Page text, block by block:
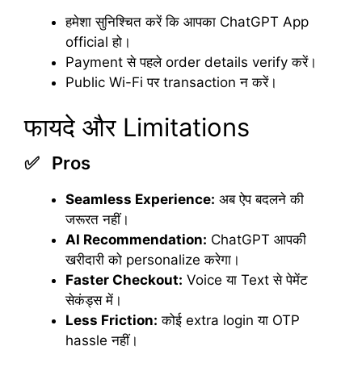
हमेशा सुनिश्चित करें कि आपका ChatGPT App
official हो।
Payment से पहले order details verify करें।
Public Wi-Fi पर transaction न करें।
फायदे और Limitations
✅ Pros
Seamless Experience: अब ऐप बदलने की
जरूरत नहीं।
AI Recommendation: ChatGPT आपकी
खरीदारी को personalize करेगा।
Faster Checkout: Voice या Text से पेमेंट
सेकंड्स में।
Less Friction: कोई extra login या OTP
hassle नहीं।